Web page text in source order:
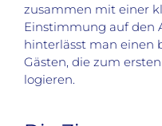
zusammen mit einer
Einstimmung auf den
hinterlässt man einen
Gästen, die zum
logieren.